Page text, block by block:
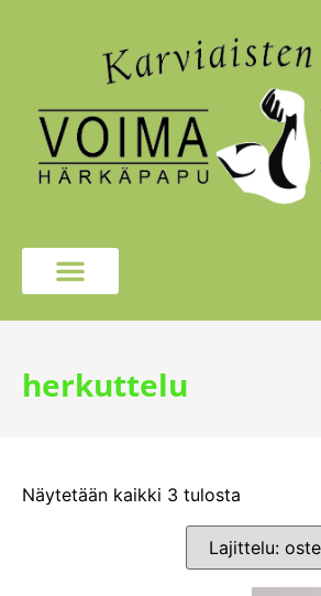
herkuttelu
Näytetään kaikki 3 tulosta